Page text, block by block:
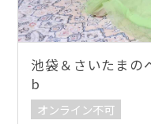
池袋＆さいたまの
b
オンライン不可